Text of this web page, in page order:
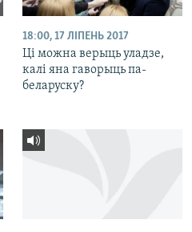
18:00, 17 ЛІПЕНЬ 2017
Ці можна верыць уладзе,
калі яна гаворыць па-
беларуску?